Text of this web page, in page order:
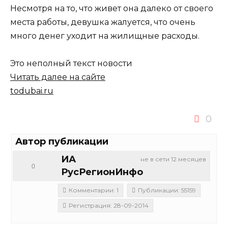
Несмотря на то, что живет она далеко от своего
места работы, девушка жалуется, что очень
много денег уходит на жилищные расходы.
Это неполный текст новости
Читать далее на сайте
todubai.ru
0
Автор публикации
не в сети 12 месяцев
ИА
РусРегионИнфо
0
Комментарии: 1
Публикации: 55159
Регистрация: 28-09-2014